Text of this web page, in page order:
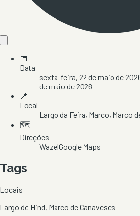
📅
Data
sexta-feira, 22 de maio de
de maio de 2026
📍
Local
Largo da Feira, Marco, Marco
🗺️
Direções
Waze|Google Maps
Tags
Locais
Largo do Hind, Marco de Canaveses